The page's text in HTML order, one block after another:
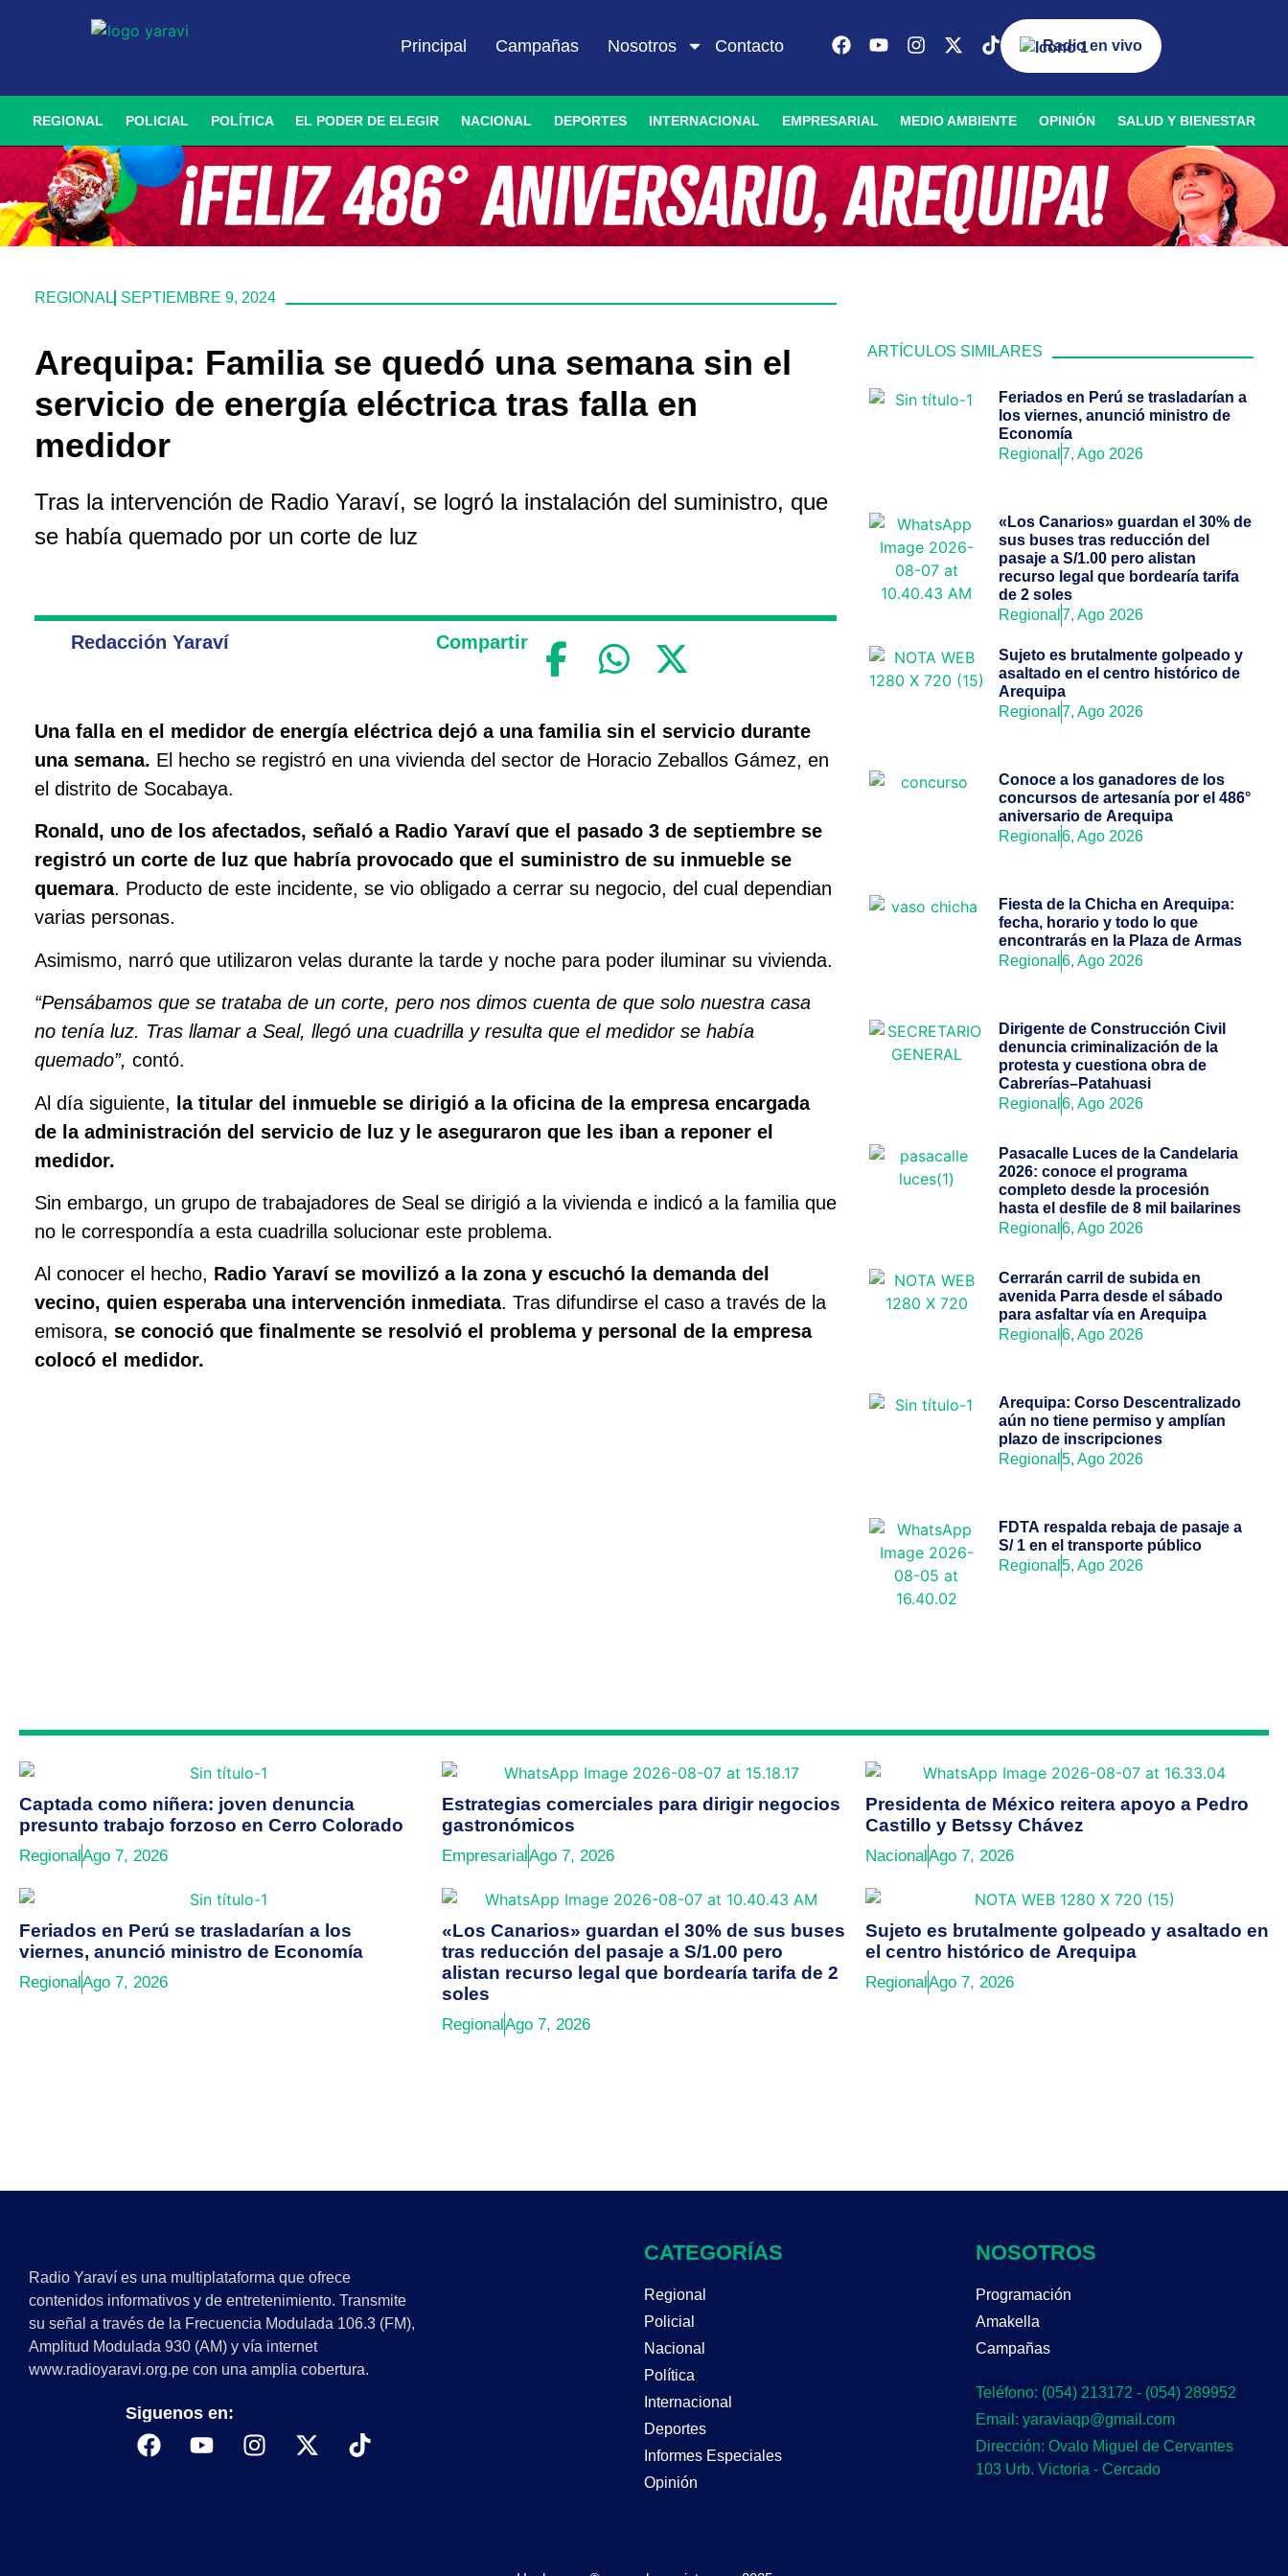
Principal Campañas Nosotros Contacto Radio en vivo
REGIONAL POLICIAL POLÍTICA EL PODER DE ELEGIR NACIONAL DEPORTES INTERNACIONAL EMPRESARIAL MEDIO AMBIENTE OPINIÓN SALUD Y BIENESTAR
ARTÍCULOS SIMILARES
Feriados en Perú se trasladarían a
los viernes, anunció ministro de
Economía
Regional 7, Ago 2026
«Los Canarios» guardan el 30% de
sus buses tras reducción del
pasaje a S/1.00 pero alistan
recurso legal que bordearía tarifa
de 2 soles
Regional 7, Ago 2026
Sujeto es brutalmente golpeado y
asaltado en el centro histórico de
Arequipa
Regional 7, Ago 2026
Conoce a los ganadores de los
concursos de artesanía por el 486°
aniversario de Arequipa
Regional 6, Ago 2026
Fiesta de la Chicha en Arequipa:
fecha, horario y todo lo que
encontrarás en la Plaza de Armas
Regional 6, Ago 2026
Dirigente de Construcción Civil
denuncia criminalización de la
protesta y cuestiona obra de
Cabrerías–Patahuasi
Regional 6, Ago 2026
Pasacalle Luces de la Candelaria
2026: conoce el programa
completo desde la procesión
hasta el desfile de 8 mil bailarines
Regional 6, Ago 2026
Cerrarán carril de subida en
avenida Parra desde el sábado
para asfaltar vía en Arequipa
Regional 6, Ago 2026
Arequipa: Corso Descentralizado
aún no tiene permiso y amplían
plazo de inscripciones
Regional 5, Ago 2026
FDTA respalda rebaja de pasaje a
S/ 1 en el transporte público
Regional 5, Ago 2026
REGIONAL SEPTIEMBRE 9, 2024
Arequipa: Familia se quedó una semana sin el
servicio de energía eléctrica tras falla en
medidor
Tras la intervención de Radio Yaraví, se logró la instalación del suministro, que
se había quemado por un corte de luz
Redacción Yaraví Compartir
Una falla en el medidor de energía eléctrica dejó a una familia sin el servicio durante
una semana. El hecho se registró en una vivienda del sector de Horacio Zeballos Gámez, en
el distrito de Socabaya.
Ronald, uno de los afectados, señaló a Radio Yaraví que el pasado 3 de septiembre se
registró un corte de luz que habría provocado que el suministro de su inmueble se
quemara. Producto de este incidente, se vio obligado a cerrar su negocio, del cual dependian
varias personas.
Asimismo, narró que utilizaron velas durante la tarde y noche para poder iluminar su vivienda.
“Pensábamos que se trataba de un corte, pero nos dimos cuenta de que solo nuestra casa
no tenía luz. Tras llamar a Seal, llegó una cuadrilla y resulta que el medidor se había
quemado”, contó.
Al día siguiente, la titular del inmueble se dirigió a la oficina de la empresa encargada
de la administración del servicio de luz y le aseguraron que les iban a reponer el
medidor.
Sin embargo, un grupo de trabajadores de Seal se dirigió a la vivienda e indicó a la familia que
no le correspondía a esta cuadrilla solucionar este problema.
Al conocer el hecho, Radio Yaraví se movilizó a la zona y escuchó la demanda del
vecino, quien esperaba una intervención inmediata. Tras difundirse el caso a través de la
emisora,se conoció que finalmente se resolvió el problema y personal de la empresa
colocó el medidor.
Captada como niñera: joven denuncia
presunto trabajo forzoso en Cerro Colorado
RegionalAgo 7, 2026
Estrategias comerciales para dirigir negocios
gastronómicos
EmpresarialAgo 7, 2026
Presidenta de México reitera apoyo a Pedro
Castillo y Betssy Chávez
NacionalAgo 7, 2026
Feriados en Perú se trasladarían a los
viernes, anunció ministro de Economía
Regional Ago 7, 2026
«Los Canarios» guardan el 30% de sus buses
tras reducción del pasaje a S/1.00 pero
alistan recurso legal que bordearía tarifa de 2
soles
Regional Ago 7, 2026
Sujeto es brutalmente golpeado y asaltado en
el centro histórico de Arequipa
Regional Ago 7, 2026
Radio Yaraví es una multiplataforma que ofrece
contenidos informativos y de entretenimiento. Transmite
su señal a través de la Frecuencia Modulada 106.3 (FM),
Amplitud Modulada 930 (AM) y vía internet
www.radioyaravi.org.pe con una amplia cobertura.
Siguenos en:
CATEGORÍAS
Regional
Policial
Nacional
Política
Internacional
Deportes
Informes Especiales
Opinión
NOSOTROS
Programación
Amakella
Campañas
Teléfono: (054) 213172 - (054) 289952
Email: yaraviaqp@gmail.com
Dirección: Ovalo Miguel de Cervantes
103 Urb. Victoria - Cercado